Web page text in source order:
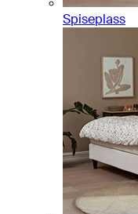
Spiseplass